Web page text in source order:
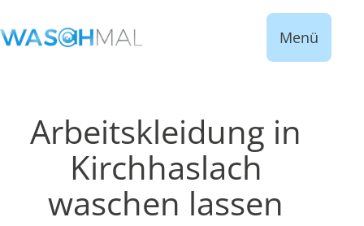
Menü
Arbeitskleidung in
Kirchhaslach
waschen lassen